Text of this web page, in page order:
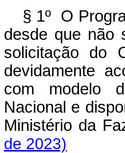
§ 1º O
desde que não
solicitação do
devidamente
com modelo
Nacional e
Ministério da
de 2023)